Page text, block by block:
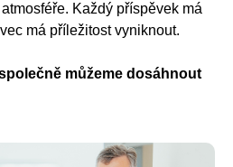
Každý příspěvek má
má příležitost vyniknout.
můžeme dosáhnout